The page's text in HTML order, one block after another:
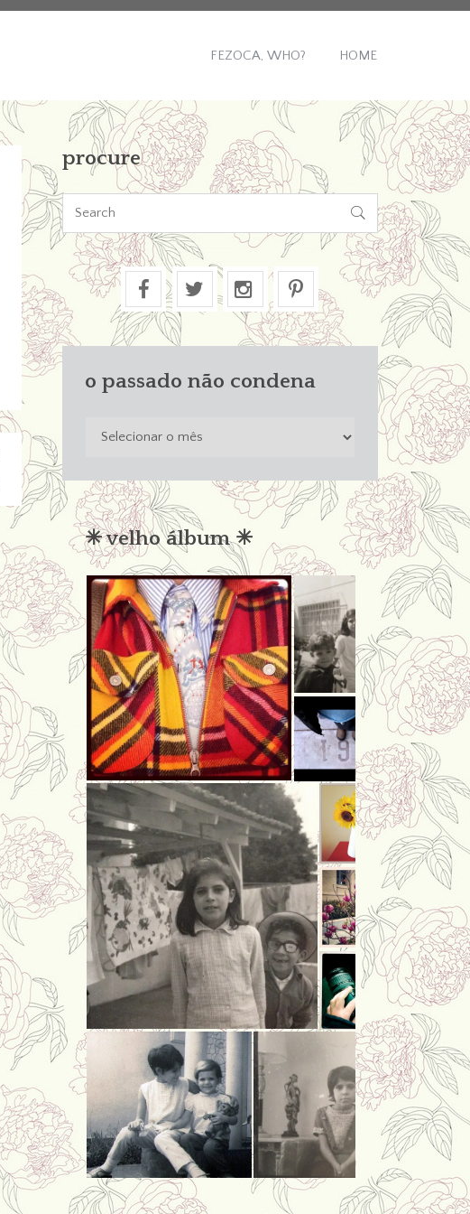
FEZOCA, WHO? HOME
procure

o passado não condena
condena
✳︎ velho álbum ✳︎